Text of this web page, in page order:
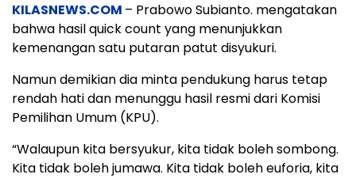
KILASNEWS.COM – Prabowo Subianto. mengatakan
bahwa hasil quick count yang menunjukkan
kemenangan satu putaran patut disyukuri.
Namun demikian dia minta pendukung harus tetap
rendah hati dan menunggu hasil resmi dari Komisi
Pemilihan Umum (KPU).
“Walaupun kita bersyukur, kita tidak boleh sombong.
Kita tidak boleh jumawa. Kita tidak boleh euforia, kita